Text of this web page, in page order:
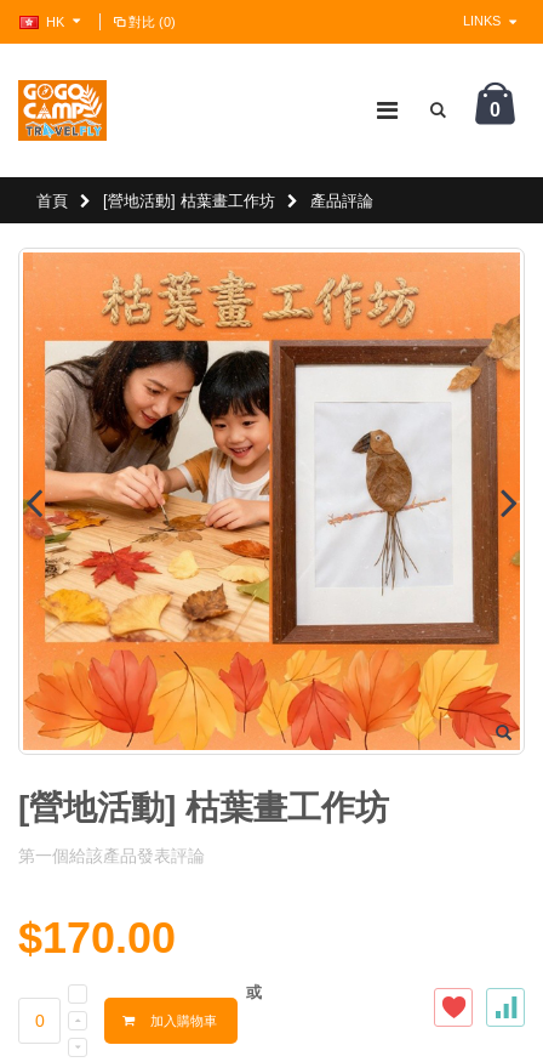
HK 對比 (0) LINKS
0
首頁 [營地活動] 枯葉畫工作坊 產品評論
[營地活動] 枯葉畫工作坊
第一個給該產品發表評論
$170.00
加入購物車
或